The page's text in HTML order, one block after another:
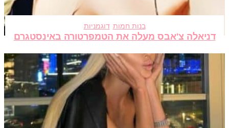
בנות חמות דוגמניות
דניאלה צ'אבס מעלה את הטמפרטורה באינסטגרם